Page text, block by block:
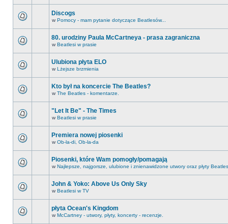
Discogs
w Pomocy - mam pytanie dotyczące Beatlesów...
80. urodziny Paula McCartneya - prasa zagraniczna
w Beatlesi w prasie
Ulubiona płyta ELO
w Lżejsze brzmienia
Kto był na koncercie The Beatles?
w The Beatles - komentarze.
"Let It Be" - The Times
w Beatlesi w prasie
Premiera nowej piosenki
w Ob-la-di, Ob-la-da
Piosenki, które Wam pomogły/pomagają
w Najlepsze, najgorsze, ulubione i znienawidzone utwory oraz płyty
John & Yoko: Above Us Only Sky
w Beatlesi w TV
płyta Ocean's Kingdom
w McCartney - utwory, płyty, koncerty - recenzje.